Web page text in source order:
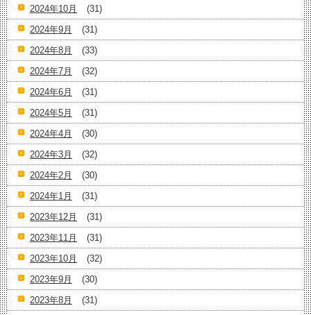
2024年10月
(31)
2024年9月
(31)
2024年8月
(33)
2024年7月
(32)
2024年6月
(31)
2024年5月
(31)
2024年4月
(30)
2024年3月
(32)
2024年2月
(30)
2024年1月
(31)
2023年12月
(31)
2023年11月
(31)
2023年10月
(32)
2023年9月
(30)
2023年8月
(31)